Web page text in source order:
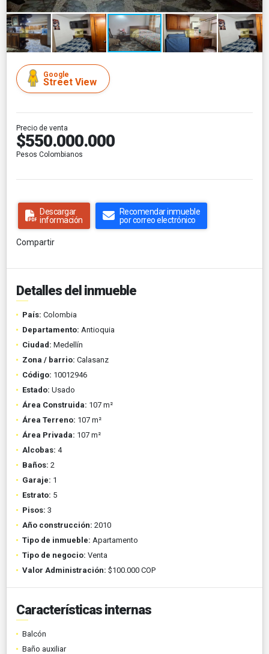
Google
Street View
Precio de venta
$550.000.000
Pesos Colombianos
Descargar
información
Recomendar inmueble
por correo electrónico
Compartir
Detalles del inmueble
País: Colombia
Departamento: Antioquia
Ciudad: Medellín
Zona / barrio: Calasanz
Código: 10012946
Estado: Usado
Área Construida: 107 m²
Área Terreno: 107 m²
Área Privada: 107 m²
Alcobas: 4
Baños: 2
Garaje: 1
Estrato: 5
Pisos: 3
Año construcción: 2010
Tipo de inmueble: Apartamento
Tipo de negocio: Venta
Valor Administración: $100.000 COP
Características internas
Balcón
Baño auxiliar